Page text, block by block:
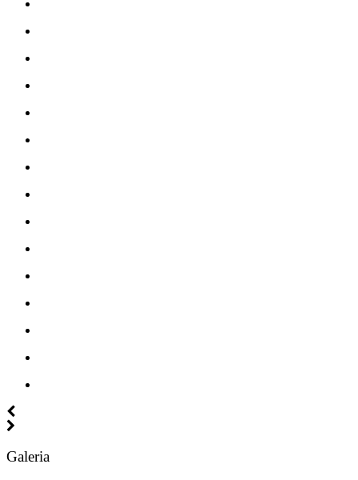
Galeria